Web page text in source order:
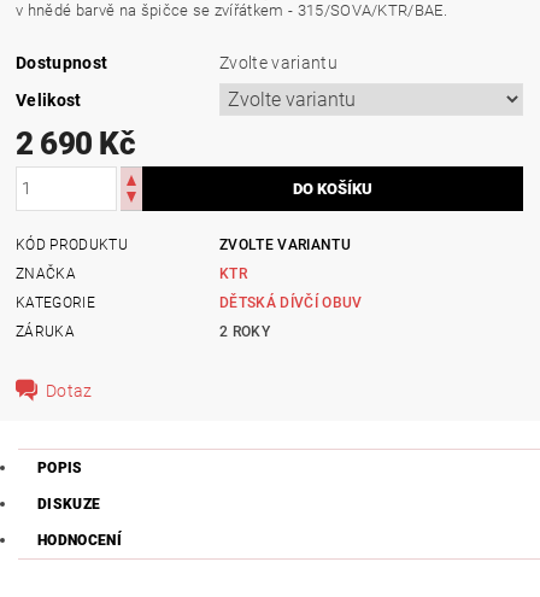
v hnědé barvě na špičce se zvířátkem - 315/SOVA/KTR/BAE.
Dostupnost
Zvolte variantu
Velikost
2 690 Kč
KÓD PRODUKTU
ZVOLTE VARIANTU
ZNAČKA
KTR
KATEGORIE
DĚTSKÁ DÍVČÍ OBUV
ZÁRUKA
2 ROKY
Dotaz
POPIS
DISKUZE
HODNOCENÍ